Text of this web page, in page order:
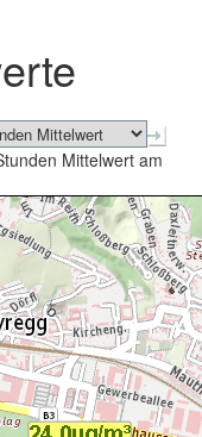
schließen
Mittelwert am